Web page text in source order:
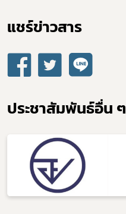
แชร์ข่าวสาร​
ประชาสัมพันธ์อื่น ๆ